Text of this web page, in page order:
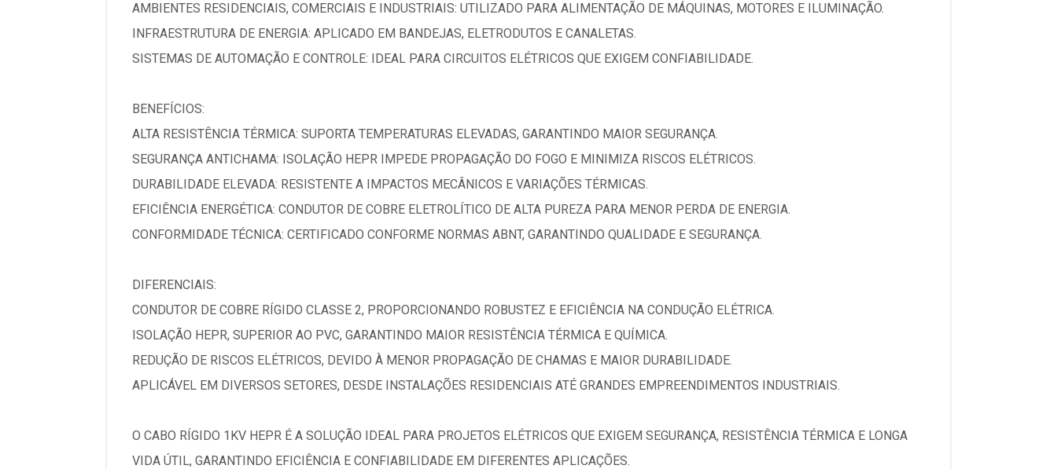
AMBIENTES RESIDENCIAIS, COMERCIAIS E INDUSTRIAIS: UTILIZADO PARA ALIMENTAÇÃO DE MÁQUINAS, MOTORES E ILUMINAÇÃO.
INFRAESTRUTURA DE ENERGIA: APLICADO EM BANDEJAS, ELETRODUTOS E CANALETAS.
SISTEMAS DE AUTOMAÇÃO E CONTROLE: IDEAL PARA CIRCUITOS ELÉTRICOS QUE EXIGEM CONFIABILIDADE.
BENEFÍCIOS:
ALTA RESISTÊNCIA TÉRMICA: SUPORTA TEMPERATURAS ELEVADAS, GARANTINDO MAIOR SEGURANÇA.
SEGURANÇA ANTICHAMA: ISOLAÇÃO HEPR IMPEDE PROPAGAÇÃO DO FOGO E MINIMIZA RISCOS ELÉTRICOS.
DURABILIDADE ELEVADA: RESISTENTE A IMPACTOS MECÂNICOS E VARIAÇÕES TÉRMICAS.
EFICIÊNCIA ENERGÉTICA: CONDUTOR DE COBRE ELETROLÍTICO DE ALTA PUREZA PARA MENOR PERDA DE ENERGIA.
CONFORMIDADE TÉCNICA: CERTIFICADO CONFORME NORMAS ABNT, GARANTINDO QUALIDADE E SEGURANÇA.
DIFERENCIAIS:
CONDUTOR DE COBRE RÍGIDO CLASSE 2, PROPORCIONANDO ROBUSTEZ E EFICIÊNCIA NA CONDUÇÃO ELÉTRICA.
ISOLAÇÃO HEPR, SUPERIOR AO PVC, GARANTINDO MAIOR RESISTÊNCIA TÉRMICA E QUÍMICA.
REDUÇÃO DE RISCOS ELÉTRICOS, DEVIDO À MENOR PROPAGAÇÃO DE CHAMAS E MAIOR DURABILIDADE.
APLICÁVEL EM DIVERSOS SETORES, DESDE INSTALAÇÕES RESIDENCIAIS ATÉ GRANDES EMPREENDIMENTOS INDUSTRIAIS.
O CABO RÍGIDO 1KV HEPR É A SOLUÇÃO IDEAL PARA PROJETOS ELÉTRICOS QUE EXIGEM SEGURANÇA, RESISTÊNCIA TÉRMICA E LONGA
VIDA ÚTIL, GARANTINDO EFICIÊNCIA E CONFIABILIDADE EM DIFERENTES APLICAÇÕES.